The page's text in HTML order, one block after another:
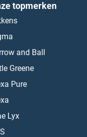
topmerken
and Ball
Greene
Pure
Lyx